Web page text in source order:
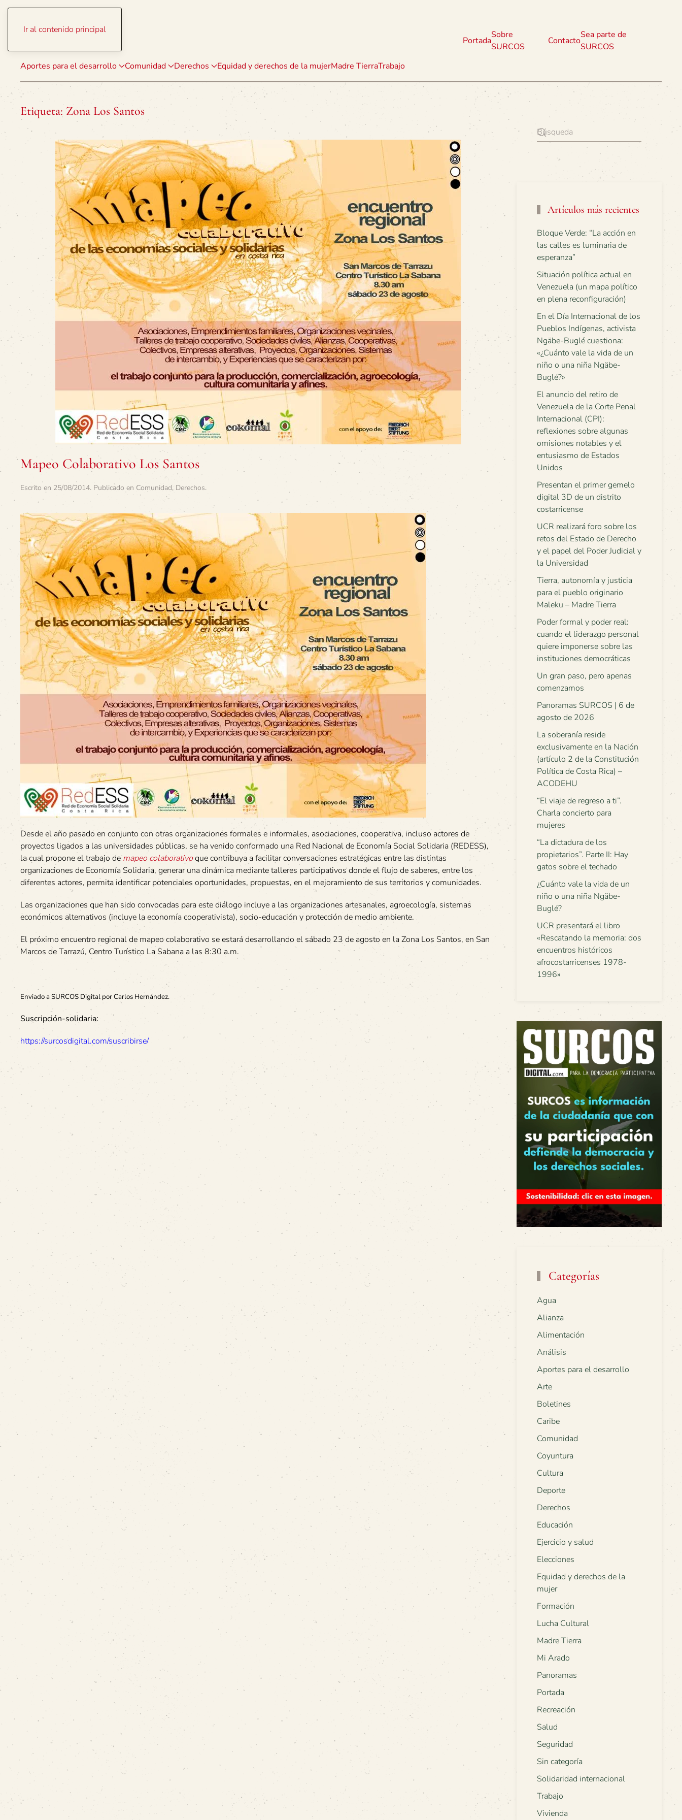
Ir al contenido principal
Aportes para el desarrollo Comunidad Derechos Equidad y derechos de la mujerMadre TierraTrabajo
Portada
Sobre
SURCOS
Contacto
Sea parte de
SURCOS
Etiqueta: Zona Los Santos
Mapeo Colaborativo Los Santos
Escrito en 25/08/2014. Publicado en Comunidad, Derechos.
Desde el año pasado en conjunto con otras organizaciones formales e informales, asociaciones, cooperativa, incluso actores de
proyectos ligados a las universidades públicas, se ha venido conformado una Red Nacional de Economía Social Solidaria (REDESS),
la cual propone el trabajo demapeo colaborativoque contribuya a facilitar conversaciones estratégicas entre las distintas
organizaciones de Economía Solidaria, generar una dinámica mediante talleres participativos donde el flujo de saberes, entre los
diferentes actores, permita identificar potenciales oportunidades, propuestas, en el mejoramiento de sus territorios y comunidades.
Las organizaciones que han sido convocadas para este diálogo incluye a las organizaciones artesanales, agroecología, sistemas
económicos alternativos (incluye la economía cooperativista), socio-educación y protección de medio ambiente.
El próximo encuentro regional de mapeo colaborativo se estará desarrollando el sábado 23 de agosto en la Zona Los Santos, en San
Marcos de Tarrazú, Centro Turístico La Sabana a las 8:30 a.m.
Enviado a SURCOS Digital por Carlos Hernández.
Suscripción-solidaria:
https://surcosdigital.com/suscribirse/
Artículos más recientes
Bloque Verde: “La acción en
las calles es luminaria de
esperanza”
Situación política actual en
Venezuela (un mapa político
en plena reconfiguración)
En el Día Internacional de los
Pueblos Indígenas, activista
Ngäbe-Buglé cuestiona:
«¿Cuánto vale la vida de un
niño o una niña Ngäbe-
Buglé?»
El anuncio del retiro de
Venezuela de la Corte Penal
Internacional (CPI):
reflexiones sobre algunas
omisiones notables y el
entusiasmo de Estados
Unidos
Presentan el primer gemelo
digital 3D de un distrito
costarricense
UCR realizará foro sobre los
retos del Estado de Derecho
y el papel del Poder Judicial y
la Universidad
Tierra, autonomía y justicia
para el pueblo originario
Maleku – Madre Tierra
Poder formal y poder real:
cuando el liderazgo personal
quiere imponerse sobre las
instituciones democráticas
Un gran paso, pero apenas
comenzamos
Panoramas SURCOS | 6 de
agosto de 2026
La soberanía reside
exclusivamente en la Nación
(artículo 2 de la Constitución
Política de Costa Rica) –
ACODEHU
“El viaje de regreso a ti”.
Charla concierto para
mujeres
“La dictadura de los
propietarios”. Parte II: Hay
gatos sobre el techado
¿Cuánto vale la vida de un
niño o una niña Ngäbe-
Buglé?
UCR presentará el libro
«Rescatando la memoria: dos
encuentros históricos
afrocostarricenses 1978-
1996»
Categorías
Agua
Alianza
Alimentación
Análisis
Aportes para el desarrollo
Arte
Boletines
Caribe
Comunidad
Coyuntura
Cultura
Deporte
Derechos
Educación
Ejercicio y salud
Elecciones
Equidad y derechos de la
mujer
Formación
Lucha Cultural
Madre Tierra
Mi Arado
Panoramas
Portada
Recreación
Salud
Seguridad
Sin categoría
Solidaridad internacional
Trabajo
Vivienda